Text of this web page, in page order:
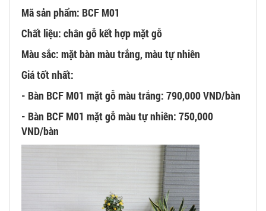
Mã sản phẩm: BCF M01
Chất liệu: chân gỗ kết hợp mặt gỗ
Màu sắc: mặt bàn màu trắng, màu tự nhiên
Giá tốt nhất:
- Bàn BCF M01 mặt gỗ màu trắng: 790,000 VND/bàn
- Bàn BCF M01 mặt gỗ màu tự nhiên: 750,000
VND/bàn